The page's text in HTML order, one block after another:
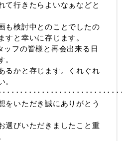
て行きたらよいなぁなどと
も検討中とのことでしたの
すと幸いに存じます。
フの皆様と再会出来る日
。
るかと存じます。くれぐれ
。
･････････････････････････
をいただき誠にありがとう
選びいただきましたこと重